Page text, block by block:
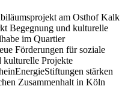
am Osthof Kalk
Begegnung und kulturelle
im Quartier
Förderungen für soziale
kulturelle Projekte
stärken
Zusammenhalt in Köln